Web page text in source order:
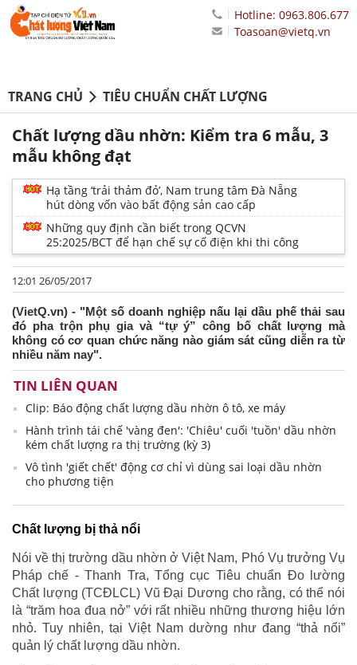
Hotline: 0963.806.677
Toasoan@vietq.vn
TRANG CHỦ TIÊU CHUẨN CHẤT LƯỢNG
Chất lượng dầu nhờn: Kiểm tra 6 mẫu, 3
mẫu không đạt
Hạ tầng ‘trải thảm đỏ’, Nam trung tâm Đà Nẵng
hút dòng vốn vào bất động sản cao cấp
Những quy định cần biết trong QCVN
25:2025/BCT để hạn chế sự cố điện khi thi công
12:01 26/05/2017
(VietQ.vn) - "Một số doanh nghiệp nấu lại dầu phế thải sau
đó pha trộn phụ gia và “tự ý” công bố chất lượng mà
không có cơ quan chức năng nào giám sát cũng diễn ra từ
nhiều năm nay".
TIN LIÊN QUAN
Clip: Báo động chất lượng dầu nhờn ô tô, xe máy
Hành trình tái chế 'vàng đen': 'Chiêu' cuối 'tuồn' dầu nhờn
kém chất lượng ra thị trường (kỳ 3)
Vô tình 'giết chết' động cơ chỉ vì dùng sai loại dầu nhờn
cho phương tiện
Chất lượng bị thả nổi
Nói về thị trường dầu nhờn ở Việt Nam, Phó Vụ trưởng Vụ
Pháp chế - Thanh Tra, Tổng cục Tiêu chuẩn Đo lường
Chất lượng (TCĐLCL) Vũ Đại Dương cho rằng, có thể nói
là “trăm hoa đua nở” với rất nhiều những thương hiệu lớn
nhỏ. Tuy nhiên, tại Việt Nam dường như đang “thả nổi”
quản lý chất lượng dầu nhờn.